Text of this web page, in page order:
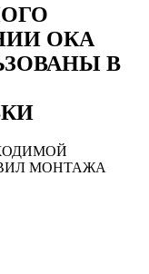
ОКА
В
МОНТАЖА